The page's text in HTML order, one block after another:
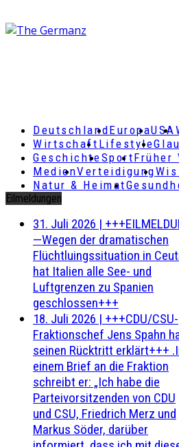
DeutschlandEuropaUSA
Wirtschaft Lifestyle
GeschichteSportFrüher
MedienVerteidigung
Natur & Heimat
Eilmeldungen
31. Juli 2026 |
—Wegen der dramatischen
Flüchtluingssituation in
hat Italien alle See- und
Luftgrenzen zu Spanien
geschlossen+++
18. Juli 2026 | +++CDU/CSU-
Fraktionschef Jens Spahn
seinen Rücktritt erklärt+++
einem Brief an die Fraktion
schreibt er: „Ich habe die
Parteivorsitzenden von CDU
und CSU, Friedrich Merz und
Markus Söder, darüber